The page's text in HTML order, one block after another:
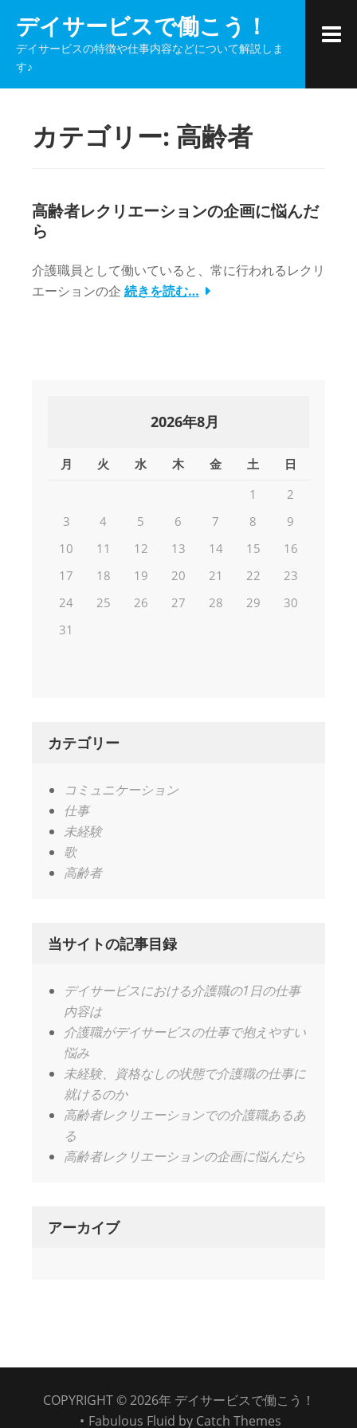
ツ
デイサービスで働こう！
デイサービスの特徴や仕事内容などについて解説しま
す♪
カテゴリー: 高齢者
高齢者レクリエーションの企画に悩んだ
ら
介護職員として働いていると、常に行われるレクリ
エーションの企 続きを読む…
2026年8月
月 火 水 木 金 土
日
1
2
3
4 5 6 7 8
9
10
11 12 13 14 15
16
17
18 19 20 21 22
23
24
25 26 27 28 29
30
31
カテゴリー
コミュニケーション
仕事
未経験
歌
高齢者
当サイトの記事目録
デイサービスにおける介護職の1日の仕事
内容は
介護職がデイサービスの仕事で抱えやすい
悩み
未経験、資格なしの状態で介護職の仕事に
就けるのか
高齢者レクリエーションでの介護職あるあ
る
高齢者レクリエーションの企画に悩んだら
アーカイブ
COPYRIGHT © 2026年 デイサービスで働こう！
• Fabulous Fluid by Catch Themes